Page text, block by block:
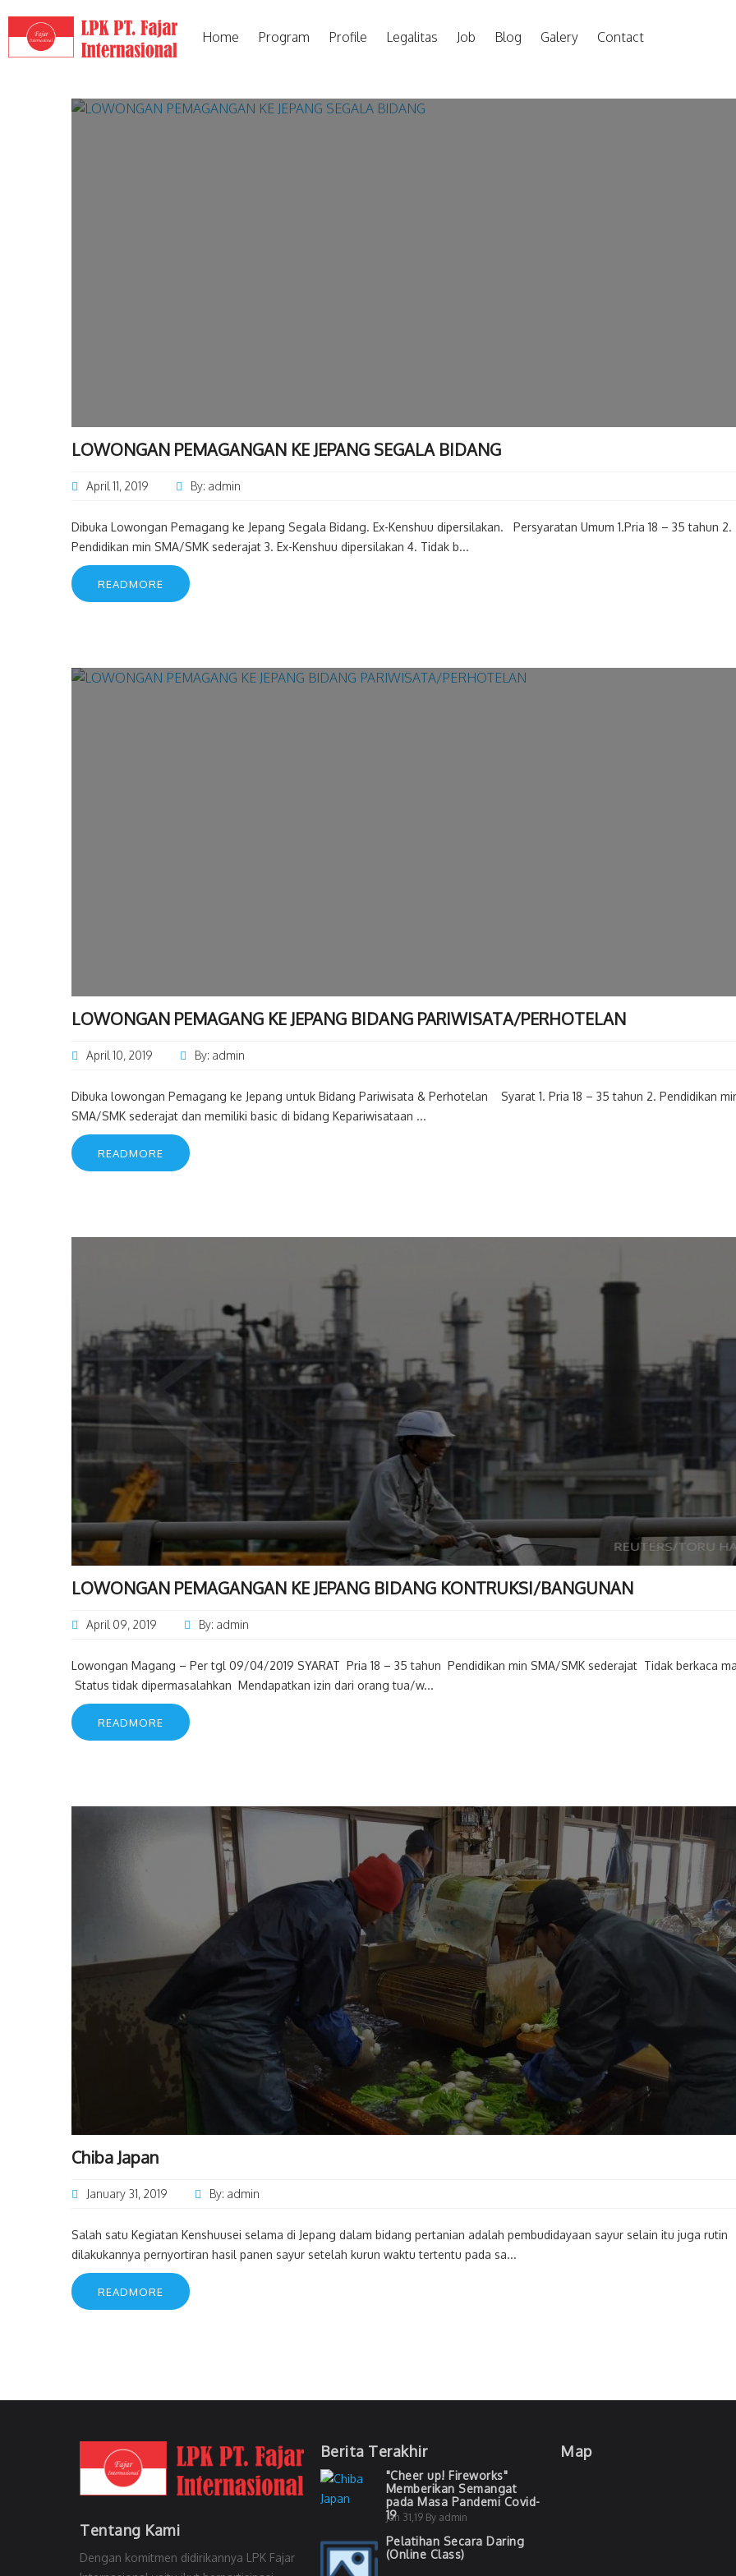
Home Program Profile Legalitas Job Blog Galery Contact
LOWONGAN PEMAGANGAN KE JEPANG SEGALA BIDANG
April 11, 2019 By: admin
Dibuka Lowongan Pemagang ke Jepang Segala Bidang. Ex-Kenshuu dipersilakan. Persyaratan Umum 1.Pria 18 – 35 tahun 2.
Pendidikan min SMA/SMK sederajat 3. Ex-Kenshuu dipersilakan 4. Tidak b...
READMORE
LOWONGAN PEMAGANG KE JEPANG BIDANG PARIWISATA/PERHOTELAN
April 10, 2019 By: admin
Dibuka lowongan Pemagang ke Jepang untuk Bidang Pariwisata & Perhotelan Syarat 1. Pria 18 – 35 tahun 2. Pendidikan
SMA/SMK sederajat dan memiliki basic di bidang Kepariwisataan ...
READMORE
LOWONGAN PEMAGANGAN KE JEPANG BIDANG KONTRUKSI/BANGUNAN
April 09, 2019 By: admin
Lowongan Magang – Per tgl 09/04/2019 SYARAT Pria 18 – 35 tahun Pendidikan min SMA/SMK sederajat Tidak berkaca
Status tidak dipermasalahkan Mendapatkan izin dari orang tua/w...
READMORE
Chiba Japan
January 31, 2019 By: admin
Salah satu Kegiatan Kenshuusei selama di Jepang dalam bidang pertanian adalah pembudidayaan sayur selain itu juga rutin
dilakukannya pernyortiran hasil panen sayur setelah kurun waktu tertentu pada sa...
READMORE
Tentang Kami
Dengan komitmen didirikannya LPK Fajar
Berita Terakhir
"Cheer up! Fireworks"
Memberikan Semangat
pada Masa Pandemi Covid-
19
Jan 31,19 By admin
Pelatihan Secara Daring
(Online Class)
Map